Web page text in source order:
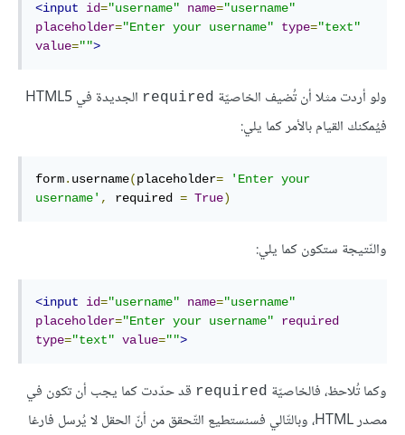
<input id="username" name="username"
placeholder="Enter your username" type="text"
value="">
ولو أردت مثلا أن تُضيف الخاصيّة required
الجديدة في HTML5
فيُمكنك القيام بالأمر كما يلي:
form. username(placeholder=
'Enter your
username' , required = True)
والنّتيجة ستكون كما يلي:
<input id="username" name="username"
placeholder="Enter your username"
required
type="text" value="">
وكما تُلاحظ، فالخاصيّة required قد حدّدت كما يجب أن تكون في
مصدر HTML، وبالتّالي فسنستطيع التّحقق من أنّ الحقل لا يُرسل فارغا